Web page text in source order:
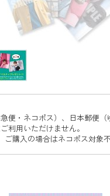
便・ネコポス）、日本郵便
利用いただけません。
購入の場合はネコポス対象